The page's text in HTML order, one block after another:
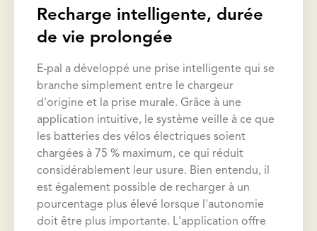
Recharge intelligente, durée
de vie prolongée
E-pal a développé une prise intelligente qui se
branche simplement entre le chargeur
d'origine et la prise murale. Grâce à une
application intuitive, le système veille à ce que
les batteries des vélos électriques soient
chargées à 75 % maximum, ce qui réduit
considérablement leur usure. Bien entendu, il
est également possible de recharger à un
pourcentage plus élevé lorsque l'autonomie
doit être plus importante. L'application offre